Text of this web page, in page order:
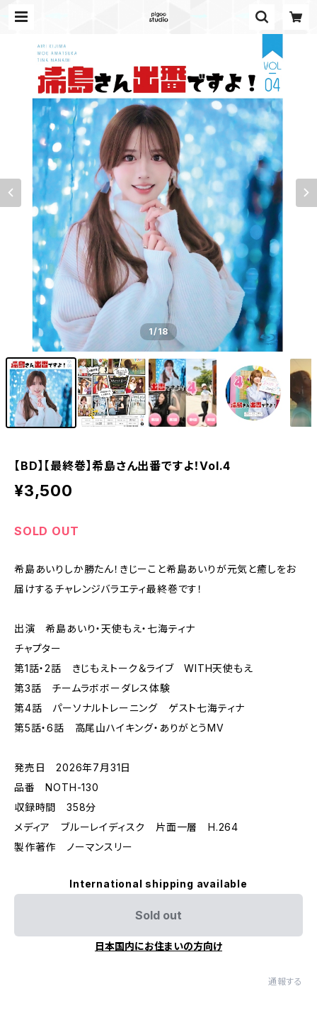
1/18
【BD】【最終巻】希島さん出番ですよ！Vol.4
¥3,500
SOLD OUT
希島あいりしか勝たん！きじーこと希島あいりが元気と癒しをお
届けするチャレンジバラエティ最終巻です！
出演 希島あいり・天使もえ・七海ティナ
チャプター
第1話・2話 きじもえトーク＆ライブ WITH天使もえ
第3話 チームラボボーダレス体験
第4話 パーソナルトレーニング ゲスト七海ティナ
第5話・6話 高尾山ハイキング・ありがとうMV
発売日 2026年7月31日
品番 NOTH-130
収録時間 358分
メディア ブルーレイディスク 片面一層 H.264
製作著作 ノーマンスリー
International shipping available
Sold out
日本国内にお住まいの方向け
通報する